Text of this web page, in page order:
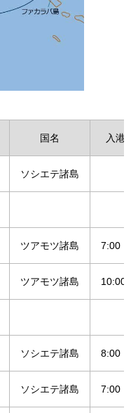
国名 入港
ソシエテ諸島
ツアモツ諸島 7:00
ツアモツ諸島 10:00
ソシエテ諸島 8:00
ソシエテ諸島 7:00